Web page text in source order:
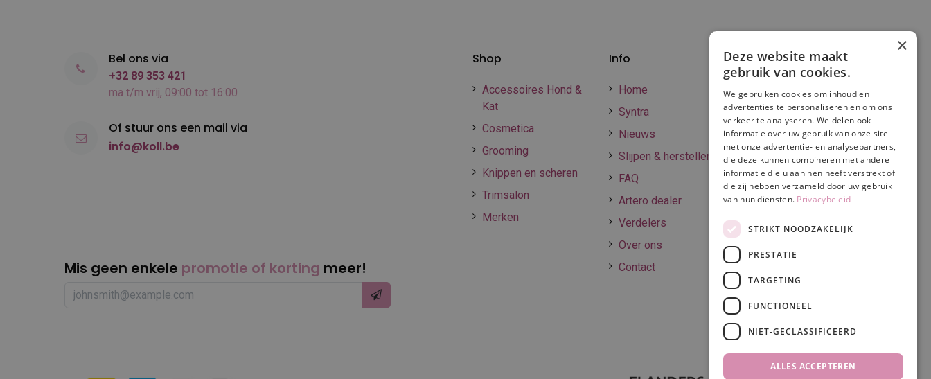
Info
Home
Syntra
Nieuws
Slijpen & herstellen
FAQ
Artero dealer
Verdelers
Over ons
Contact
Shop
Accessoires Hond &
Kat
Cosmetica
Grooming
Knippen en scheren
Trimsalon
Merken
Verzenden en
betalen
Online betalen
Retourneren
Algemene
voorwaarden
Privacy & Cookie
policy
Disclaimer
Mis geen enkele promotie of korting meer!
Bel ons via
+32 89 353 421
ma t/m vrij, 09:00 tot 16:00
Of stuur ons een mail via
info@koll.be
×
Deze website maakt
gebruik van cookies.
We gebruiken cookies om inhoud en
advertenties te personaliseren en om ons
verkeer te analyseren. We delen ook
informatie over uw gebruik van onze site
met onze advertentie- en analysepartners,
die deze kunnen combineren met andere
informatie die u aan hen heeft verstrekt of
die zij hebben verzameld door uw gebruik
van hun diensten. Privacybeleid
STRIKT NOODZAKELIJK
PRESTATIE
TARGETING
FUNCTIONEEL
NIET-GECLASSIFICEERD
ALLES ACCEPTEREN